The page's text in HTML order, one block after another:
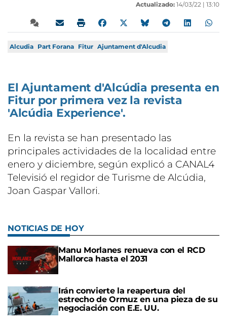
Actualizado: 14/03/22 | 13:10
Alcudia Part Forana Fitur Ajuntament d'Alcudia
El Ajuntament d'Alcúdia presenta en
Fitur por primera vez la revista
'Alcúdia Experience'.
En la revista se han presentado las
principales actividades de la localidad entre
enero y diciembre, según explicó a CANAL4
Televisió el regidor de Turisme de Alcúdia,
Joan Gaspar Vallori.
NOTICIAS DE HOY
Manu Morlanes renueva con el RCD
Mallorca hasta el 2031
Irán convierte la reapertura del
estrecho de Ormuz en una pieza de su
negociación con E.E. UU.